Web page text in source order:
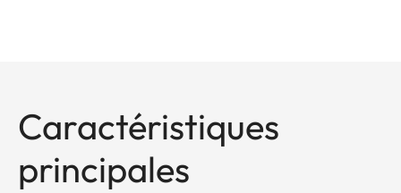
Caractéristiques
principales